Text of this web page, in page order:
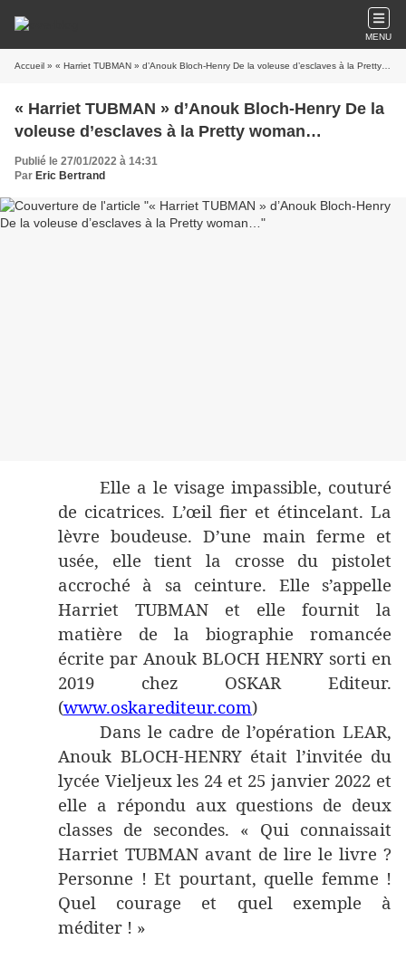
MENU
Accueil » « Harriet TUBMAN » d’Anouk Bloch-Henry De la voleuse d’esclaves à la Pretty woman…
« Harriet TUBMAN » d’Anouk Bloch-Henry De la
voleuse d’esclaves à la Pretty woman…
Publié le 27/01/2022 à 14:31
Par Eric Bertrand
Elle a le visage impassible, couturé
de cicatrices. L’œil fier et étincelant. La
lèvre boudeuse. D’une main ferme et
usée, elle tient la crosse du pistolet
accroché à sa ceinture. Elle s’appelle
Harriet TUBMAN et elle fournit la
matière de la biographie romancée
écrite par Anouk BLOCH HENRY sorti en
2019 chez OSKAR Editeur.
(www.oskarediteur.com)
Dans le cadre de l’opération LEAR,
Anouk BLOCH-HENRY était l’invitée du
lycée Vieljeux les 24 et 25 janvier 2022 et
elle a répondu aux questions de deux
classes de secondes. « Qui connaissait
Harriet TUBMAN avant de lire le livre ?
Personne ! Et pourtant, quelle femme !
Quel courage et quel exemple à
méditer ! »